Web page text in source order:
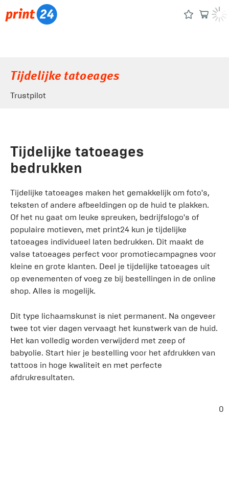
Tijdelijke tatoeages
Trustpilot
Tijdelijke tatoeages
bedrukken
Tijdelijke tatoeages maken het gemakkelijk om foto's,
teksten of andere afbeeldingen op de huid te plakken.
Of het nu gaat om leuke spreuken, bedrijfslogo's of
populaire motieven, met print24 kun je tijdelijke
tatoeages individueel laten bedrukken. Dit maakt de
valse tatoeages perfect voor promotiecampagnes voor
kleine en grote klanten. Deel je tijdelijke tatoeages uit
op evenementen of voeg ze bij bestellingen in de online
shop. Alles is mogelijk.
Dit type lichaamskunst is niet permanent. Na ongeveer
twee tot vier dagen vervaagt het kunstwerk van de huid.
Het kan volledig worden verwijderd met zeep of
babyolie. Start hier je bestelling voor het afdrukken van
tattoos in hoge kwaliteit en met perfecte
afdrukresultaten.
0